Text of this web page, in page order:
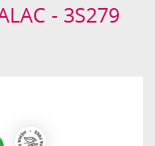
- 3S279